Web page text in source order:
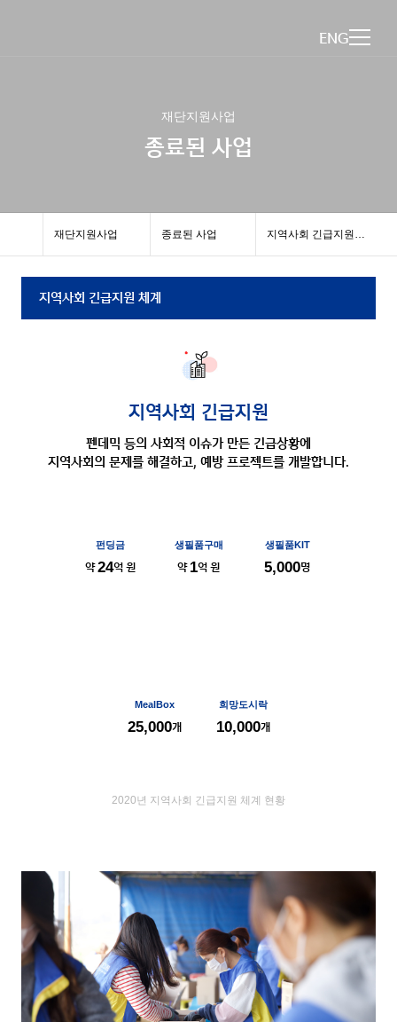
ENG
재단지원사업
종료된 사업
재단지원사업 종료된 사업 지역사회 긴급지원 체계
지역사회 긴급지원 체계
지역사회 긴급지원
펜데믹 등의 사회적 이슈가 만든 긴급상황에
지역사회의 문제를 해결하고, 예방 프로젝트를 개발합니다.
펀딩금
약24억 원
생필품구매
약1억 원
생필품KIT
5,000명
MealBox
25,000개
희망도시락
10,000개
2020년 지역사회 긴급지원 체계 현황